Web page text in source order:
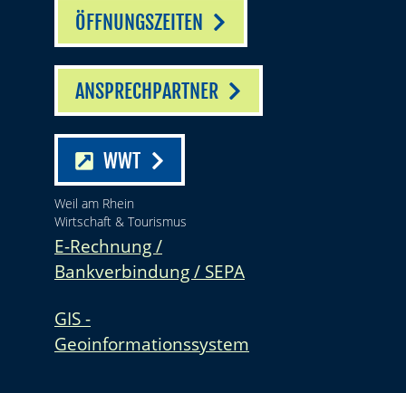
ÖFFNUNGSZEITEN
ANSPRECHPARTNER
WWT
Weil am Rhein
Wirtschaft & Tourismus
E-Rechnung /
Bankverbindung / SEPA
GIS -
Geoinformationssystem